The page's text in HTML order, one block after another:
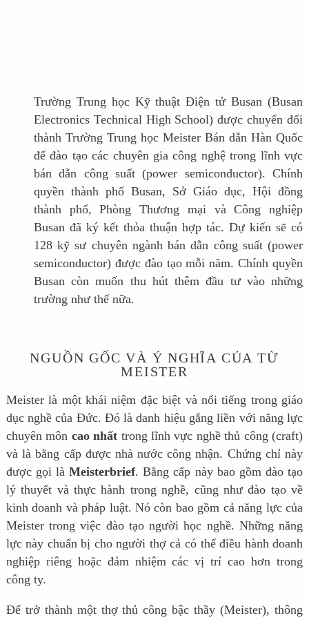
Trường Trung học Kỹ thuật Điện tử Busan (Busan
Electronics Technical High School) được chuyển đổi
thành Trường Trung học Meister Bán dẫn Hàn Quốc
để đào tạo các chuyên gia công nghệ trong lĩnh vực
bán dẫn công suất (power semiconductor). Chính
quyền thành phố Busan, Sở Giáo dục, Hội đồng
thành phố, Phòng Thương mại và Công nghiệp
Busan đã ký kết thỏa thuận hợp tác. Dự kiến sẽ có
128 kỹ sư chuyên ngành bán dẫn công suất (power
semiconductor) được đào tạo mỗi năm. Chính quyền
Busan còn muốn thu hút thêm đầu tư vào những
trường như thế nữa.
NGUỒN GỐC VÀ Ý NGHĨA CỦA TỪ
MEISTER
Meister là một khái niệm đặc biệt và nổi tiếng trong giáo
dục nghề của Đức. Đó là danh hiệu gắng liền với năng lực
chuyên môn cao nhất trong lĩnh vực nghề thủ công (craft)
và là bằng cấp được nhà nước công nhận. Chứng chỉ này
được gọi làMeisterbrief. Bằng cấp này bao gồm đào tạo
lý thuyết và thực hành trong nghề, cũng như đào tạo về
kinh doanh và pháp luật. Nó còn bao gồm cả năng lực của
Meister trong việc đào tạo người học nghề. Những năng
lực này chuẩn bị cho người thợ cả có thể điều hành doanh
nghiệp riêng hoặc đảm nhiệm các vị trí cao hơn trong
công ty.
Để trở thành một thợ thủ công bậc thầy (Meister), thông